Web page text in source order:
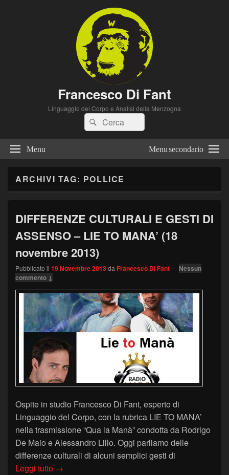
Francesco Di Fant
Linguaggio del Corpo e Analisi della Menzogna
Cerca:Cerca
Menu Menu secondario
ARCHIVI TAG: POLLICE
DIFFERENZE CULTURALI E GESTI DI
ASSENSO – LIE TO MANA’ (18
novembre 2013)
Pubblicato il 19 Novembre 2013da Francesco Di Fant— Nessun
commento ↓
Ospite in studio Francesco Di Fant, esperto di
Linguaggio del Corpo, con la rubrica LIE TO MANA’
nella trasmissione “Qua la Manà” condotta da Rodrigo
De Maio e Alessandro Lillo. Oggi parliamo delle
differenze culturali di alcuni semplici gesti di
Leggi tutto DIFFERENZE CULTURALI E GESTI DI
→